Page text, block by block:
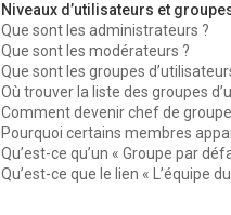
Niveaux d’utilisateurs et
Que sont les administrateurs ?
Que sont les modérateurs ?
Que sont les groupes
Où trouver la liste des groupes
Comment devenir chef de
Pourquoi certains membres
Qu’est-ce qu’un « Groupe par
Qu’est-ce que le lien « L’équipe